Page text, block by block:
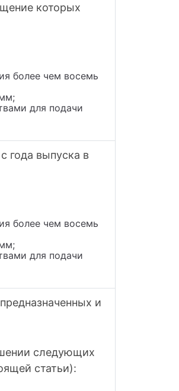
которых
более чем восемь
для подачи
года выпуска в
более чем восемь
для подачи
и
следующих
статьи):